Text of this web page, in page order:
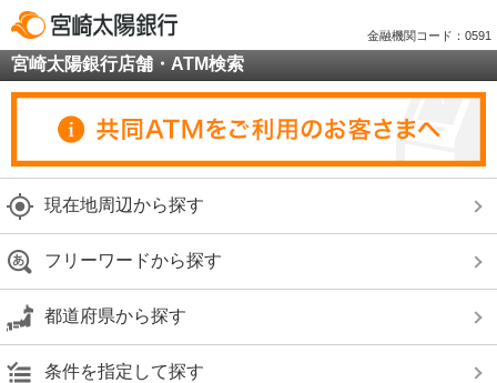
金融機関コード：0591
宮崎太陽銀行店舗・ATM検索
現在地周辺から探す
フリーワードから探す
都道府県から探す
条件を指定して探す